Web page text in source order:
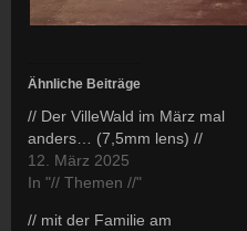
Ähnliche Beiträge
// Der VilleWald im März mal
anders… (7,5mm lens) //
12. März 2025
In "// Themen //"
// mit der Familie am